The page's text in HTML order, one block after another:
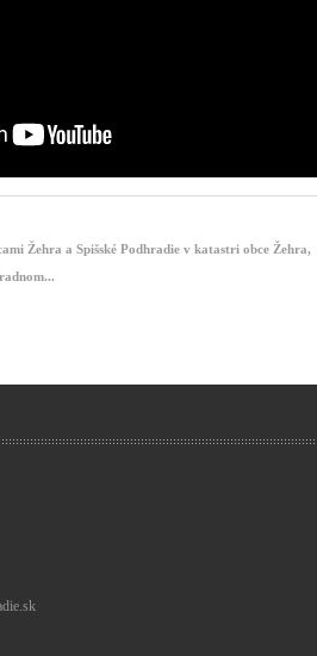
Žehra a Spišské Podhradie v katastri obce Žehra,